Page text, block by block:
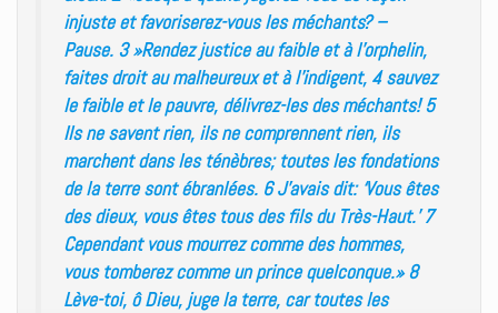
injuste et favoriserez-vous les méchants? –
Pause. 3 »Rendez justice au faible et à l’orphelin,
faites droit au malheureux et à l’indigent, 4 sauvez
le faible et le pauvre, délivrez-les des méchants! 5
Ils ne savent rien, ils ne comprennent rien, ils
marchent dans les ténèbres; toutes les fondations
de la terre sont ébranlées. 6 J’avais dit: ‘Vous êtes
des dieux, vous êtes tous des fils du Très-Haut.’ 7
Cependant vous mourrez comme des hommes,
vous tomberez comme un prince quelconque.» 8
Lève-toi, ô Dieu, juge la terre, car toutes les